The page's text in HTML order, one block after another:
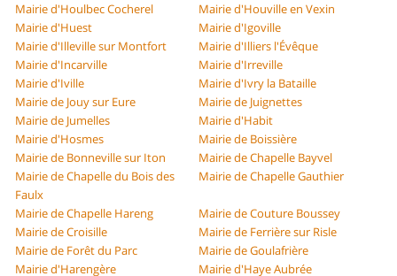
Mairie d'Houlbec Cocherel
Mairie d'Houville en Vexin
Mairie d'Huest
Mairie d'Igoville
Mairie d'Illeville sur Montfort
Mairie d'Illiers l'Évêque
Mairie d'Incarville
Mairie d'Irreville
Mairie d'Iville
Mairie d'Ivry la Bataille
Mairie de Jouy sur Eure
Mairie de Juignettes
Mairie de Jumelles
Mairie d'Habit
Mairie d'Hosmes
Mairie de Boissière
Mairie de Bonneville sur Iton
Mairie de Chapelle Bayvel
Mairie de Chapelle du Bois des
Faulx
Mairie de Chapelle Gauthier
Mairie de Chapelle Hareng
Mairie de Couture Boussey
Mairie de Croisille
Mairie de Ferrière sur Risle
Mairie de Forêt du Parc
Mairie de Goulafrière
Mairie d'Harengère
Mairie d'Haye Aubrée